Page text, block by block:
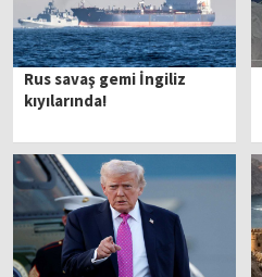
Rus savaş gemi İngiliz
kıyılarında!